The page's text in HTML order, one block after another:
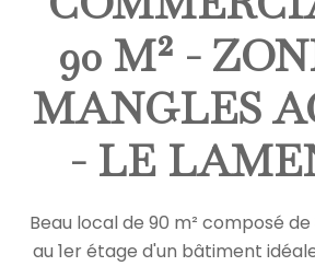
90 M² -
MANGLES
- LE
Beau local de 90 m² composé
au 1er étage d'un bâtiment